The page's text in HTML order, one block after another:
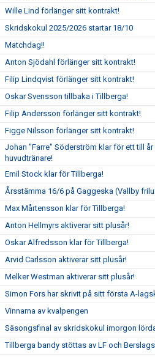
Wille Lind förlänger sitt kontrakt!
Skridskokul 2025/2026 startar 18/10
Matchdag!!
Anton Sjödahl förlänger sitt kontrakt!
Filip Lindqvist förlänger sitt kontrakt!
Oskar Svensson tillbaka i Tillberga!
Filip Andersson förlänger sitt kontrakt!
Figge Nilsson förlänger sitt kontrakt!
Johan "Farre" Söderström klar för ett till år
huvudtränare!
Emil Stock klar för Tillberga!
Årsstämma 16/6 på Gaggeska (Vallby
Max Mårtensson klar för Tillberga!
Anton Hellmyrs aktiverar sitt plusår!
Oskar Alfredsson klar för Tillberga!
Arvid Carlsson aktiverar sitt plusår!
Melker Westman aktiverar sitt plusår!
Simon Fors har skrivit på sitt första A-
Vinnarna av kvalpengen
Säsongsfinal av skridskokul imorgon
Tillberga bandy stöttas av LF och